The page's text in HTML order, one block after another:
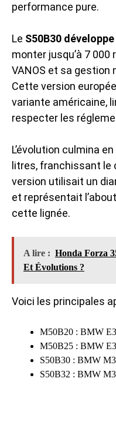
performance pure.
Le S50B30
monter jusqu’à 7 000
VANOS et sa gestion
Cette version
variante américaine,
respecter les
L’évolution culmina
litres, franchissant le
version utilisait un
et représentait
cette lignée.
A lire : Honda Forza
Et Évolutions ?
Voici les principales
M50B20 : BMW
M50B25 : BMW
S50B30 : BMW
S50B32 : BMW